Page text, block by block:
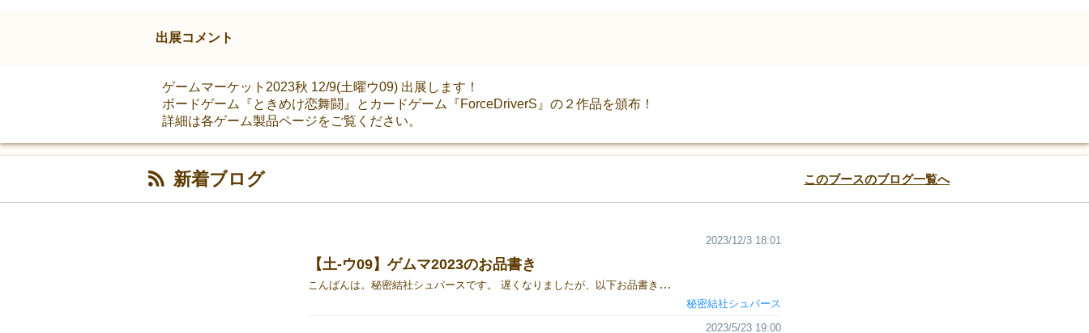
出展コメント
ゲームマーケット2023秋 12/9(土曜ウ09) 出展します！
ボードゲーム『ときめけ恋舞闘』とカードゲーム『ForceDriverS』の２作品を頒布！
詳細は各ゲーム製品ページをご覧ください。
新着ブログ このブースのブログ一覧へ
【土-ウ09】ゲムマ2023のお品書き
こんばんは。秘密結社シュパースです。 遅くなりましたが、以下お品書きとなります。 試遊もできますのでぜひ【ウ09:秘密結社シュパース】ブースに遊びに来てください。 ■お品書き
2023/12/3 18:01
秘密結社シュパース
2023/5/23 19:00